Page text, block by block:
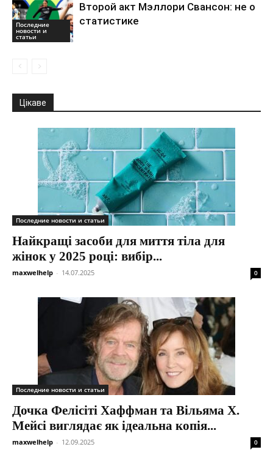
Последние
новости и
статьи
Второй акт Мэллори Свансон: не о
статистике
Цікаве
Последние новости и статьи
Найкращі засоби для миття тіла для
жінок у 2025 році: вибір...
maxwelhelp - 14.07.2025 0
Последние новости и статьи
Дочка Фелісіті Хаффман та Вільяма Х.
Мейсі виглядає як ідеальна копія...
maxwelhelp - 12.09.2025 0